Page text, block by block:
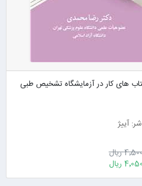
های کار در آزمایشگاه تشخیص طبی
آییژ
ریال
ریال